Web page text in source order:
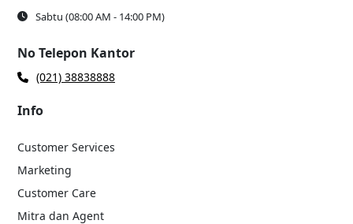
Sabtu (08:00 AM - 14:00 PM)
No Telepon Kantor
(021) 38838888
Info
Customer Services
Marketing
Customer Care
Mitra dan Agent